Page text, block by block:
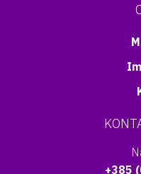
+385